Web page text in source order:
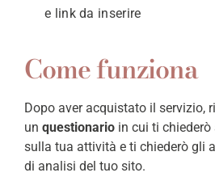
e link da inserire
Come funziona
Dopo aver acquistato il servizio,
un questionario in cui ti
sulla tua attività e ti chiederò gli
di analisi del tuo sito.